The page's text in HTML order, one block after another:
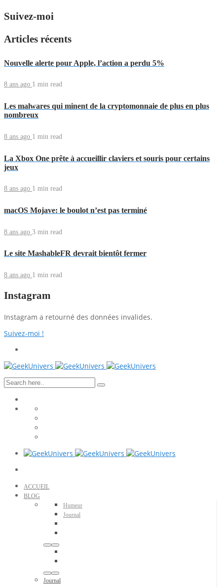
Suivez-moi
Articles récents
Nouvelle alerte pour Apple, l’action a perdu 5%
8 ans ago 1 min read
Les malwares qui minent de la cryptomonnaie de plus en plus
nombreux
8 ans ago 1 min read
La Xbox One prête à accueillir claviers et souris pour certains
jeux
8 ans ago 1 min read
macOS Mojave: le boulot n’est pas terminé
8 ans ago 3 min read
Le site MashableFR devrait bientôt fermer
8 ans ago 1 min read
Instagram
Instagram a retourné des données invalides.
Suivez-moi !
ACCUEIL
BLOG
Humeur
Journal
Journal